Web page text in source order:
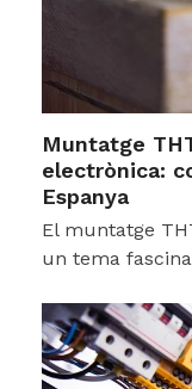
Muntatge
electrònica:
Espanya
El muntatge
un tema